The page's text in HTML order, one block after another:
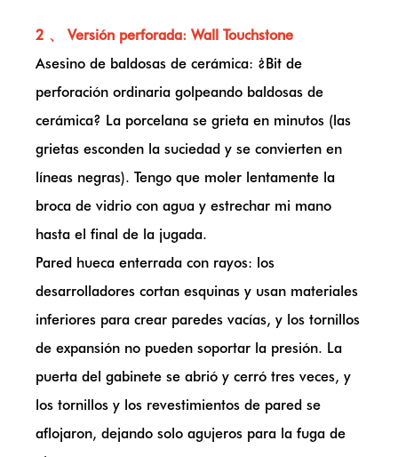
2 、 Versión perforada: Wall Touchstone
Asesino de baldosas de cerámica: ¿Bit de
perforación ordinaria golpeando baldosas de
cerámica? La porcelana se grieta en minutos (las
grietas esconden la suciedad y se convierten en
líneas negras). Tengo que moler lentamente la
broca de vidrio con agua y estrechar mi mano
hasta el final de la jugada.
Pared hueca enterrada con rayos: los
desarrolladores cortan esquinas y usan materiales
inferiores para crear paredes vacías, y los tornillos
de expansión no pueden soportar la presión. La
puerta del gabinete se abrió y cerró tres veces, y
los tornillos y los revestimientos de pared se
aflojaron, dejando solo agujeros para la fuga de